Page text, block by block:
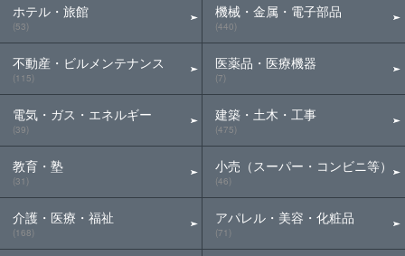
ホテル・旅館
(53)
不動産・ビルメンテナンス
(115)
電気・ガス・エネルギー
(39)
教育・塾
(31)
介護・医療・福祉
(168)
機械・金属・電子部品
(440)
医薬品・医療機器
(7)
建築・土木・工事
(475)
小売（スーパー・コンビニ等）
(46)
アパレル・美容・化粧品
(71)